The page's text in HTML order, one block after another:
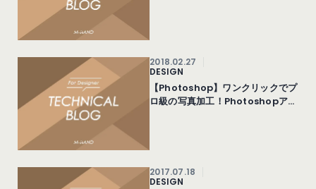
2018.02.27
DESIGN
【Photoshop】ワンクリックでプ
ロ級の写真加工！Photoshopアク
2017.07.18
DESIGN